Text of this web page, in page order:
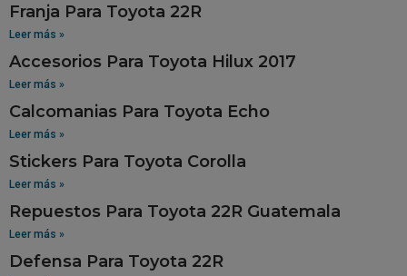
Franja Para Toyota 22R
Leer más »
Accesorios Para Toyota Hilux 2017
Leer más »
Calcomanias Para Toyota Echo
Leer más »
Stickers Para Toyota Corolla
Leer más »
Repuestos Para Toyota 22R Guatemala
Leer más »
Defensa Para Toyota 22R